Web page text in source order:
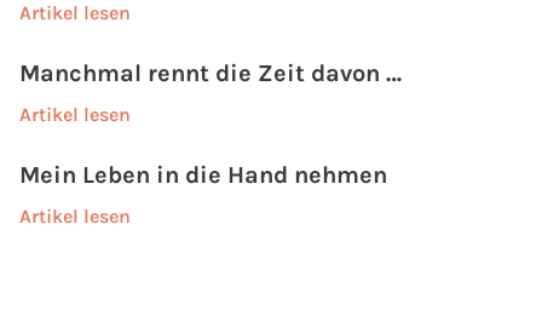
Artikel lesen
Manchmal rennt die Zeit davon …
Artikel lesen
Mein Leben in die Hand nehmen
Artikel lesen